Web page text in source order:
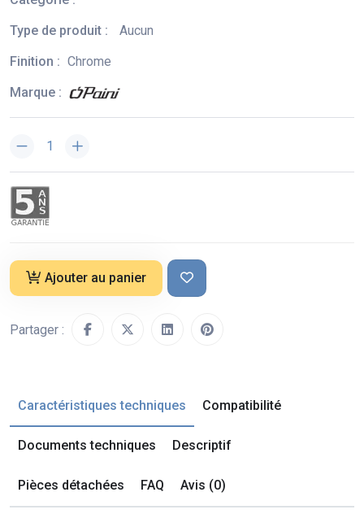
Type de produit :
Aucun
Finition : Chrome
Marque :
Ajouter au panier
Partager :
Caractéristiques techniques Compatibilité
Documents techniques Descriptif
Pièces détachées FAQ Avis (0)